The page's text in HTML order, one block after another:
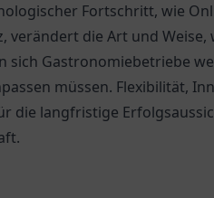
Fortschritt, wie
die Art und
sich Gastronomiebetriebe
müssen. Flexibilität,
die langfristige